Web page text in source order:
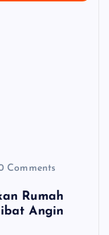
Comments
Rumah
Angin